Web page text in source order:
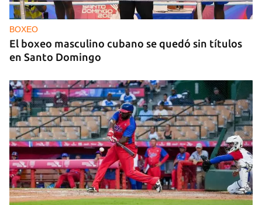
BOXEO
El boxeo masculino cubano se quedó sin títulos
en Santo Domingo